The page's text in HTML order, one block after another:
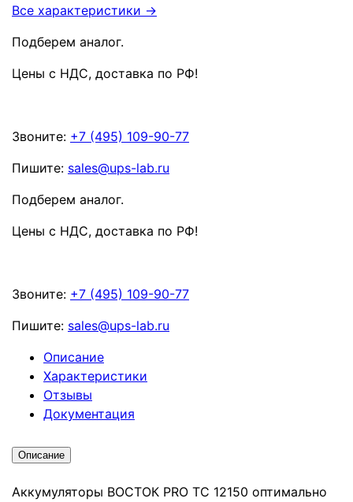
Все характеристики →
Подберем аналог.
Цены с НДС, доставка по РФ!
Звоните: +7 (495) 109-90-77
Пишите: sales@ups-lab.ru
Подберем аналог.
Цены с НДС, доставка по РФ!
Звоните: +7 (495) 109-90-77
Пишите: sales@ups-lab.ru
Описание
Характеристики
Отзывы
Документация
Описание
Аккумуляторы ВОСТОК PRO ТС 12150 оптимально